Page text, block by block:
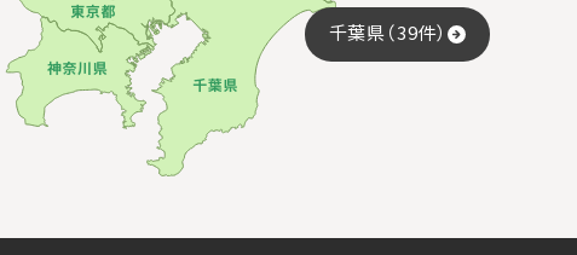
千葉県（39件）